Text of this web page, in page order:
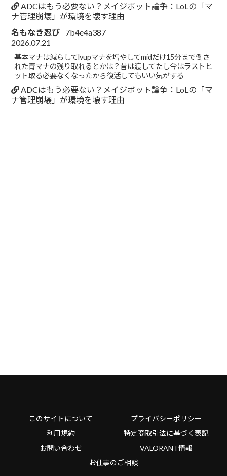
ADCはもう必要ない？メイジボット論争：LoLの「マ
ナ管理崩壊」が環境を壊す理由
名もなき忍び
7b4e4a387
2026.07.21
基本マナは減らしてlvupマナを増やしてmidだけ15分まで倒さ
れた青マナの残り取れるとかは？昔は渡してたし今はラストヒ
ット取る必要なくなったから復活してもいい気がする
ADCはもう必要ない？メイジボット論争：LoLの「マ
ナ管理崩壊」が環境を壊す理由
このサイトについて
プライバシーポリシー
利用規約
特定商取引法に基づく表記
お問い合わせ
VALORANT情報
お仕事のご相談